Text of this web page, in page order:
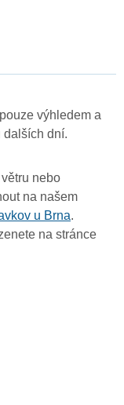
výhledem a
dalších dní.
nebo
na našem
u Brna.
na stránce